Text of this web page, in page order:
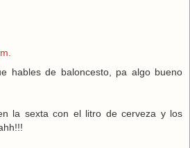
hables de baloncesto, pa algo bueno
la sexta con el litro de cerveza y los